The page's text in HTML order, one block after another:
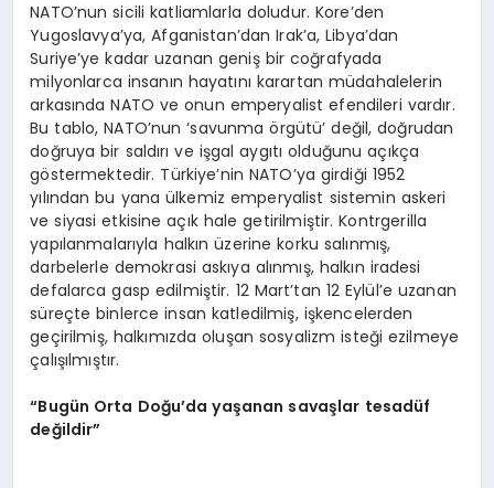
NATO’nun sicili katliamlarla doludur. Kore’den
Yugoslavya’ya, Afganistan’dan Irak’a, Libya’dan
Suriye’ye kadar uzanan geniş bir coğrafyada
milyonlarca insanın hayatını karartan müdahalelerin
arkasında NATO ve onun emperyalist efendileri vardır.
Bu tablo, NATO’nun ‘savunma örgütü’ değil, doğrudan
doğruya bir saldırı ve işgal aygıtı olduğunu açıkça
göstermektedir. Türkiye’nin NATO’ya girdiği 1952
yılından bu yana ülkemiz emperyalist sistemin askeri
ve siyasi etkisine açık hale getirilmiştir. Kontrgerilla
yapılanmalarıyla halkın üzerine korku salınmış,
darbelerle demokrasi askıya alınmış, halkın iradesi
defalarca gasp edilmiştir. 12 Mart’tan 12 Eylül’e uzanan
süreçte binlerce insan katledilmiş, işkencelerden
geçirilmiş, halkımızda oluşan sosyalizm isteği ezilmeye
çalışılmıştır.
“Bugün Orta Doğu’da yaşanan savaşlar tesadüf
değildir”